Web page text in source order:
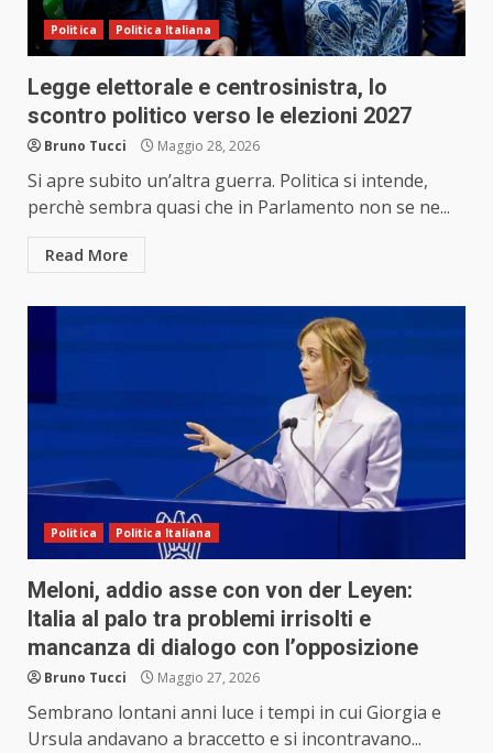
Politica Politica Italiana
Legge elettorale e centrosinistra, lo
scontro politico verso le elezioni 2027
Bruno Tucci Maggio 28, 2026
Si apre subito un’altra guerra. Politica si intende,
perchè sembra quasi che in Parlamento non se ne...
Read More
Politica Politica Italiana
Meloni, addio asse con von der Leyen:
Italia al palo tra problemi irrisolti e
mancanza di dialogo con l’opposizione
Bruno Tucci Maggio 27, 2026
Sembrano lontani anni luce i tempi in cui Giorgia e
Ursula andavano a braccetto e si incontravano...